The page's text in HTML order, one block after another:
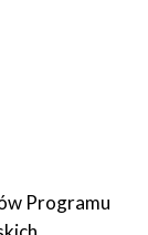
Programu